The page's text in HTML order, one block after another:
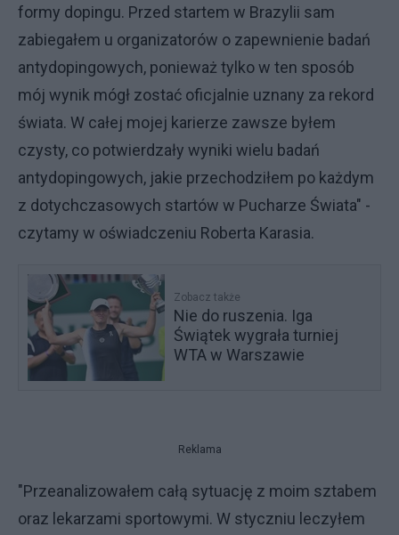
formy dopingu. Przed startem w Brazylii sam
zabiegałem u organizatorów o zapewnienie badań
antydopingowych, ponieważ tylko w ten sposób
mój wynik mógł zostać oficjalnie uznany za rekord
świata. W całej mojej karierze zawsze byłem
czysty, co potwierdzały wyniki wielu badań
antydopingowych, jakie przechodziłem po każdym
z dotychczasowych startów w Pucharze Świata" -
czytamy w oświadczeniu Roberta Karasia.
Zobacz także
Nie do ruszenia. Iga
Świątek wygrała turniej
WTA w Warszawie
Reklama
"Przeanalizowałem całą sytuację z moim sztabem
oraz lekarzami sportowymi. W styczniu leczyłem